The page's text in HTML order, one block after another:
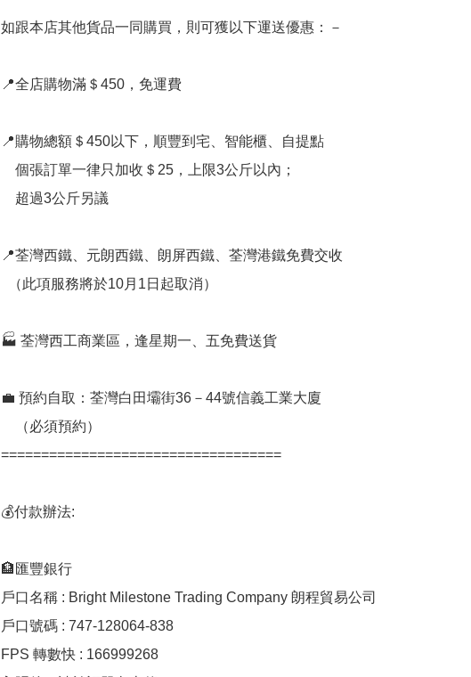
如跟本店其他貨品一同購買，則可獲以下運送優惠：－
📍全店購物滿＄450，免運費
📍購物總額＄450以下，順豐到宅、智能櫃、自提點
📍荃灣西鐵、元朗西鐵、朗屏西鐵、荃灣港鐵免費交收
🏭 荃灣西工商業區，逢星期一、五免費送貨
💼 預約自取：荃灣白田壩街36－44號信義工業大廈
===================================
💰付款辦法:
🏦匯豐銀行
戶口名稱 : Bright Milestone Trading Company 朗程貿易公司
戶口號碼 : 747-128064-838
FPS 轉數快 : 166999268